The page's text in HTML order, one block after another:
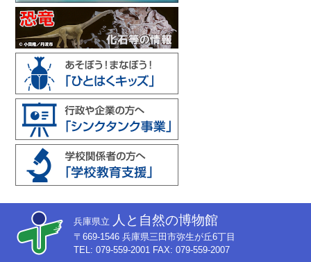
兵庫県立 人と自然の博物館
〒669-1546 兵庫県三田市弥生が丘6丁目
TEL: 079-559-2001 FAX: 079-559-2007